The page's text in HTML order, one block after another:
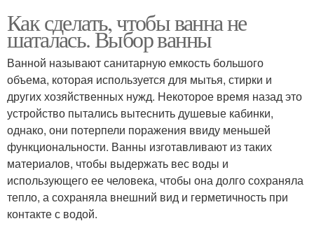
Как сделать, чтобы ванна не
шаталась. Выбор ванны
Ванной называют санитарную емкость большого
объема, которая используется для мытья, стирки и
других хозяйственных нужд. Некоторое время назад это
устройство пытались вытеснить душевые кабинки,
однако, они потерпели поражения ввиду меньшей
функциональности. Ванны изготавливают из таких
материалов, чтобы выдержать вес воды и
использующего ее человека, чтобы она долго сохраняла
тепло, а сохраняла внешний вид и герметичность при
контакте с водой.